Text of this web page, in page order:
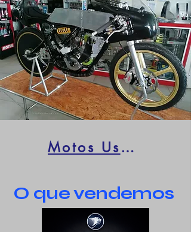
Motos Usadas
O que vendemos